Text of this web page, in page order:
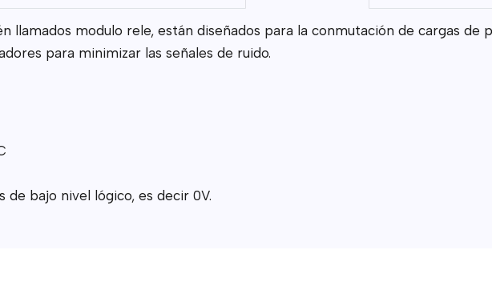
llamados modulo rele, están diseñados para la conmutación de cargas de
para minimizar las señales de ruido.
de bajo nivel lógico, es decir 0V.